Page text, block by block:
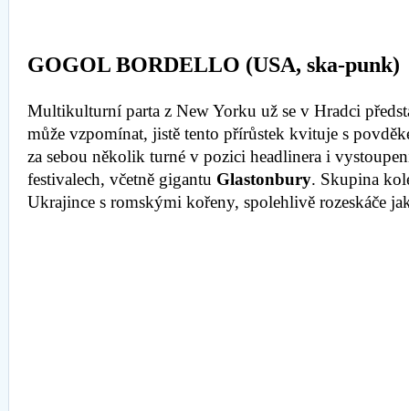
GOGOL BORDELLO (USA, ska-punk)
Multikulturní parta z New Yorku už se v Hradci
může vzpomínat, jistě tento přírůstek kvituje s
za sebou několik turné v pozici headlinera i
festivalech, včetně gigantu Glastonbury. Skupina
Ukrajince s romskými kořeny, spolehlivě rozeskáče